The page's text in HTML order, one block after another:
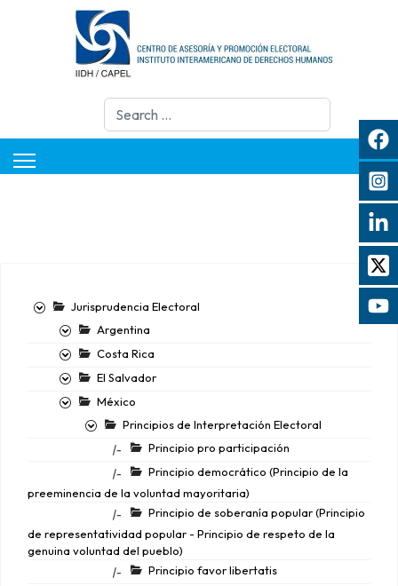
Search
Jurisprudencia Electoral
Argentina
Costa Rica
El Salvador
México
Principios de Interpretación Electoral
|-
Principio pro participación
|-
Principio democrático (Principio de la
preeminencia de la voluntad mayoritaria)
|-
Principio de soberanía popular (Principio
de representatividad popular - Principio de respeto de la
genuina voluntad del pueblo)
|-
Principio favor libertatis